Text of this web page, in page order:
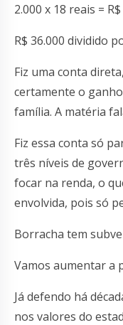
2.000 x 18 reais =
R$ 36.000 dividido
Fiz uma conta
certamente o
família. A matéria
Fiz essa conta só
três níveis de
focar na renda, o
envolvida, pois só
Borracha tem
Vamos aumentar a
Já defendo há
nos valores do